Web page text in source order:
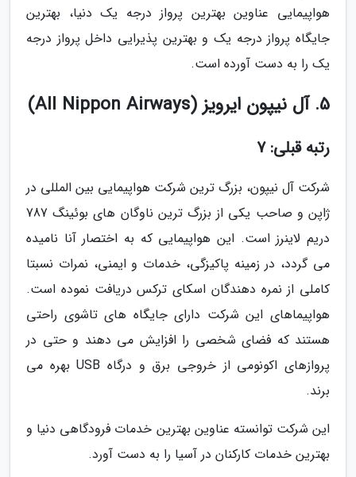
هواپیمایی عناوین بهترین پرواز درجه یک دنیا، بهترین
جایگاه پرواز درجه یک و بهترین پذیرایی داخل پرواز درجه
یک را به دست آورده است.
5. آل نیپون ایرویز (All Nippon Airways)
رتبه قبلی: 7
شرکت آل نیپون، بزرگ ترین شرکت هواپیمایی بین المللی در
ژاپن و صاحب یکی از بزرگ ترین ناوگان های بوئینگ 787
دریم لاینرز است. این هواپیمایی که به اختصار آنا نامیده
می گردد، در زمینه پاکیزگی، خدمات و ایمنی، نمرات نسبتا
کاملی از نمره دهندگان اسکای ترکس دریافت نموده است.
هواپیماهای این شرکت دارای جایگاه های تاشوی راحتی
هستند که فضای شخصی را افزایش می دهند و حتی در
پروازهای اکونومی از خروجی برق و درگاه USB بهره می
برند.
این شرکت توانسته عناوین بهترین خدمات فرودگاهی دنیا و
بهترین خدمات کارکنان در آسیا را به دست آورد.